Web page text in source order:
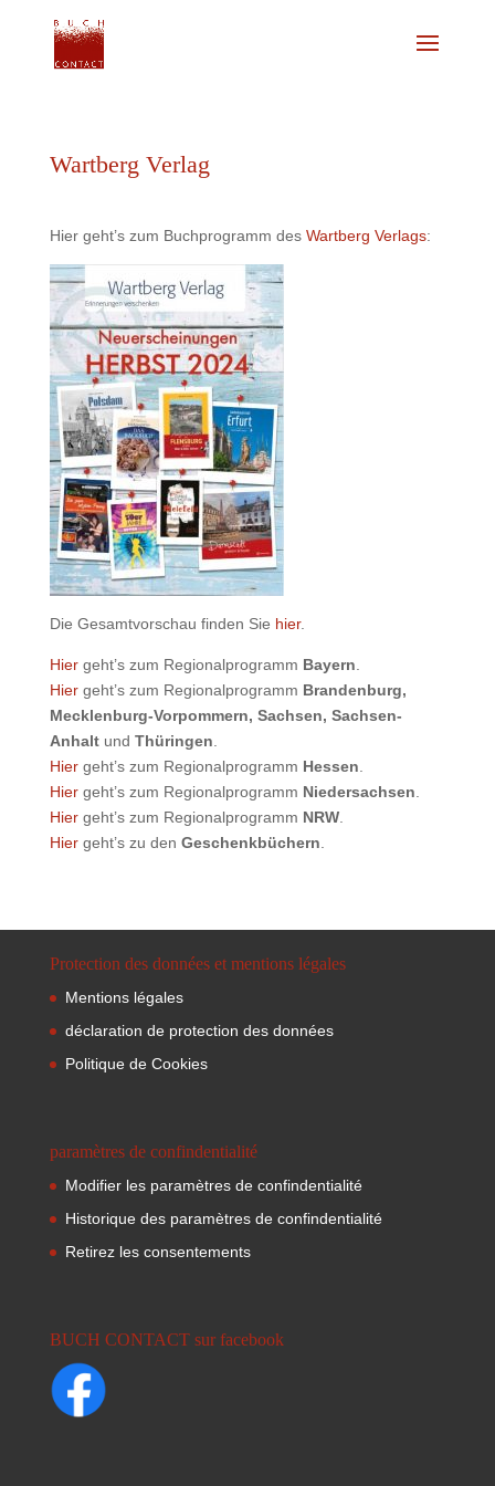
Wartberg Verlag
Hier geht’s zum Buchprogramm des Wartberg Verlags:
Die Gesamtvorschau finden Sie hier.
Hiergeht’s zum Regionalprogramm Bayern
Hiergeht’s zum Regionalprogramm Brandenburg,
Mecklenburg-Vorpommern, Sachsen, Sachsen-
Anhaltund Thüringen
Hiergeht’s zum Regionalprogramm Hessen
Hier geht’s zum Regionalprogramm Niedersachsen
Hiergeht’s zum Regionalprogramm NRW.
Hiergeht’s zu den Geschenkbüchern
Protection des données et mentions légales
Mentions légales
déclaration de protection des données
Politique de Cookies
paramètres de confindentialité
Modifier les paramètres de confindentialité
Historique des paramètres de confindentialité
Retirez les consentements
BUCH CONTACT sur facebook